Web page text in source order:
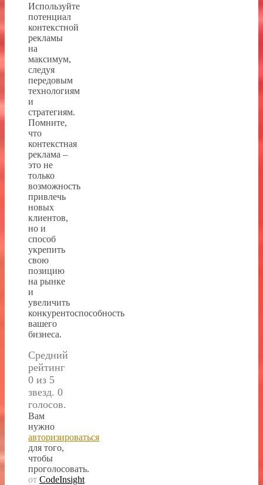
Используйте
потенциал
контекстной
рекламы
на
максимум,
следуя
передовым
технологиям
и
стратегиям.
Помните,
что
контекстная
реклама –
это не
только
возможность
привлечь
новых
клиентов,
но и
способ
укрепить
свою
позицию
на рынке
и
увеличить
конкурентоспособность
вашего
бизнеса.
Средний
рейтинг
0 из 5
звезд. 0
голосов.
Вам
нужно
авторизироваться
для того,
чтобы
проголосовать.
от CodeInsight